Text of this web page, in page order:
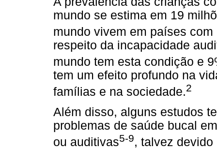
mundo se estima em 19
mundo vivem em países
respeito da incapacidade
mundo tem esta condição e
tem um efeito profundo na
famílias e na sociedade.2
Além disso, alguns estudos
problemas de saúde bucal
ou auditivas5-9, talvez